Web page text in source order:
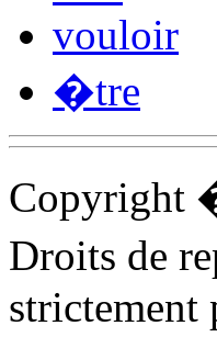
vouloir
�tre
Copyright
Droits de
strictement